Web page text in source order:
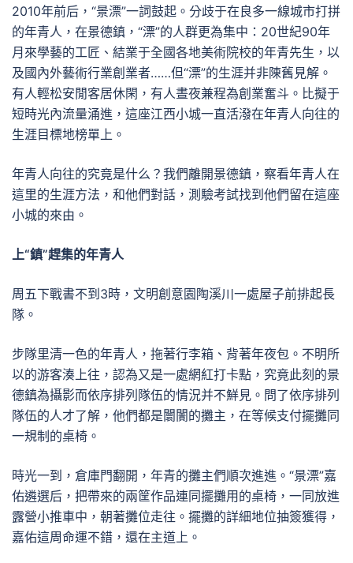
2010年前后，“景漂”一詞鼓起。分歧于在良多一線城市打拼
的年青人，在景德鎮，“漂”的人群更為集中：20世紀90年
月來學藝的工匠、結業于全國各地美術院校的年青先生，以
及國內外藝術行業創業者……但“漂”的生涯并非陳舊見解。
有人輕松安閒客居休閑，有人晝夜兼程為創業奮斗。比擬于
短時光內流量涌進，這座江西小城一直活潑在年青人向往的
生涯目標地榜單上。
年青人向往的究竟是什么？我們離開景德鎮，察看年青人在
這里的生涯方法，和他們對話，測驗考試找到他們留在這座
小城的來由。
上“鎮”趕集的年青人
周五下戰書不到3時，文明創意園陶溪川一處屋子前排起長
隊。
步隊里清一色的年青人，拖著行李箱、背著年夜包。不明所
以的游客湊上往，認為又是一處網紅打卡點，究竟此刻的景
德鎮為攝影而依序排列隊伍的情況并不鮮見。問了依序排列
隊伍的人才了解，他們都是闤闠的攤主，在等候支付擺攤同
一規制的桌椅。
時光一到，倉庫門翻開，年青的攤主們順次進進。“景漂”嘉
佑遴選后，把帶來的兩筐作品連同擺攤用的桌椅，一同放進
露營小推車中，朝著攤位走往。擺攤的詳細地位抽簽獲得，
嘉佑這周命運不錯，還在主道上。